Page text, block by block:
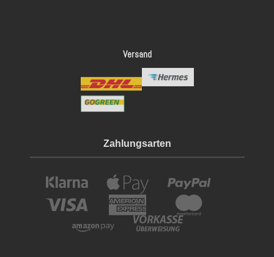
Versand
Zahlungsarten